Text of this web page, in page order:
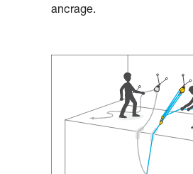
ancrage.